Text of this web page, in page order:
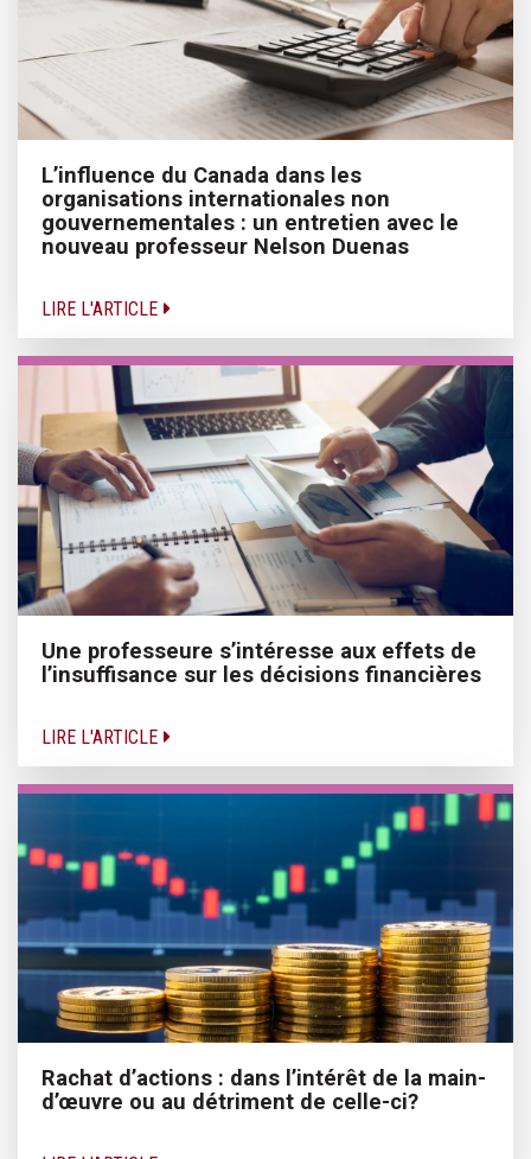
L’influence du Canada dans les
organisations internationales non
gouvernementales : un entretien avec le
nouveau professeur Nelson Duenas
LIRE L'ARTICLE
Une professeure s’intéresse aux effets de
l’insuffisance sur les décisions financières
LIRE L'ARTICLE
Rachat d’actions : dans l’intérêt de la main-
d’œuvre ou au détriment de celle-ci?